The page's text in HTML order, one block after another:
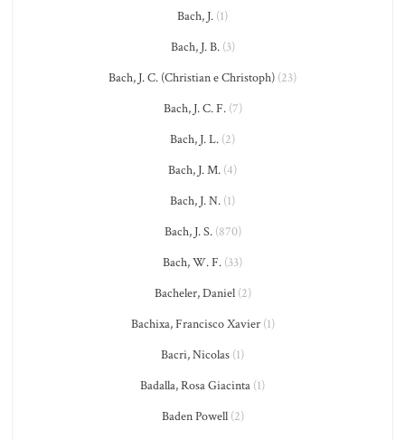
Bach, J. (1)
Bach, J. B.(3)
Bach, J. C. (Christian e Christoph) (23)
Bach, J. C. F.(7)
Bach, J. L. (2)
Bach, J. M. (4)
Bach, J. N. (1)
Bach, J. S.(870)
Bach, W. F. (33)
Bacheler, Daniel(2)
Bachixa, Francisco Xavier(1)
Bacri, Nicolas (1)
Badalla, Rosa Giacinta (1)
Baden Powell(2)